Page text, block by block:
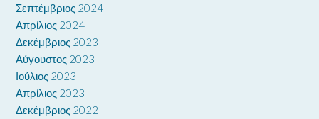
Σεπτέμβριος 2024
Απρίλιος 2024
Δεκέμβριος 2023
Αύγουστος 2023
Ιούλιος 2023
Απρίλιος 2023
Δεκέμβριος 2022